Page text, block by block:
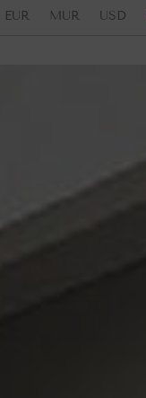
EUR MUR USD